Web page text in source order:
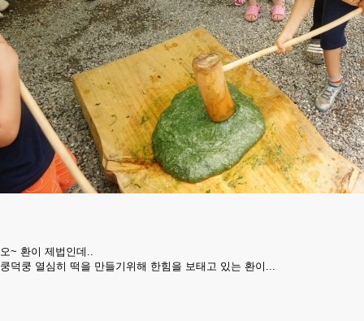
오~ 환이 제법인데..
쿵덕쿵 열심히 떡을 만들기위해 한힘을 보태고 있는 환이...